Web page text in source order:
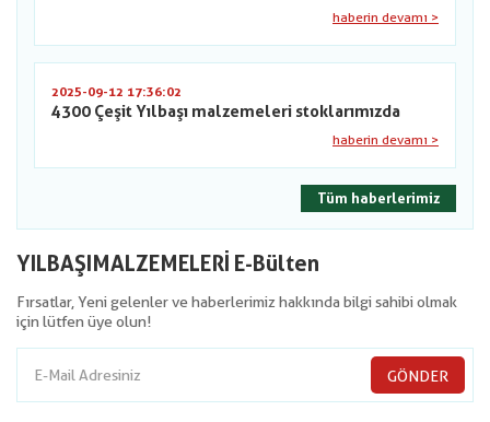
haberin devamı >
2025-09-12 17:36:02
4300 Çeşit Yılbaşı malzemeleri stoklarımızda
haberin devamı >
Tüm haberlerimiz
YILBAŞIMALZEMELERİ E-Bülten
Fırsatlar, Yeni gelenler ve haberlerimiz hakkında bilgi sahibi olmak
için lütfen üye olun!
GÖNDER